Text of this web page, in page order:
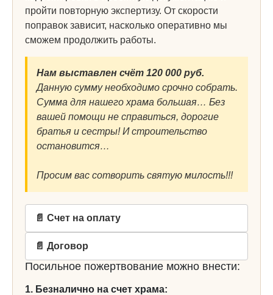
пройти повторную экспертизу. От скорости
поправок зависит, насколько оперативно мы
сможем продолжить работы.
Нам выставлен счёт 120 000 руб.
Данную сумму необходимо срочно собрать.
Сумма для нашего храма большая… Без
вашей помощи не справиться, дорогие
братья и сестры! И строительство
остановится…
Просим вас сотворить святую милость!!!
📄 Счет на оплату
📄 Договор
Посильное пожертвование можно внести:
1. Безналично на счет храма: